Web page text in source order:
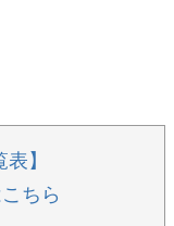
】
ちら